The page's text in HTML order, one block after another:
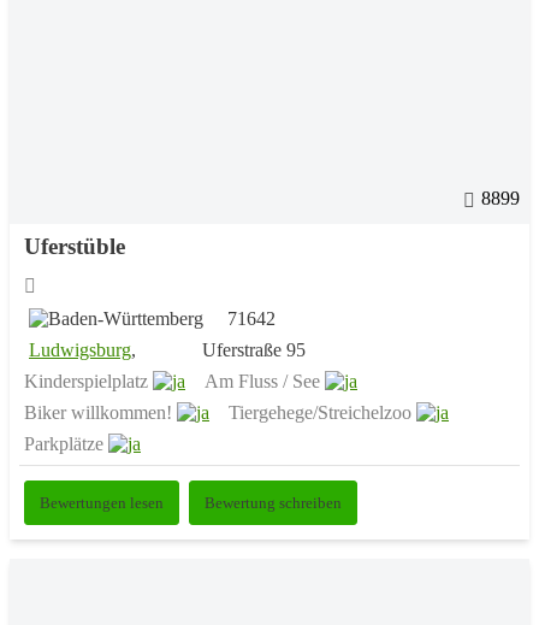
8899
Uferstüble
71642
Ludwigsburg,
Uferstraße 95
Kinderspielplatz
Am Fluss / See
Biker willkommen!
Tiergehege/Streichelzoo
Parkplätze
Bewertungen lesen Bewertung schreiben